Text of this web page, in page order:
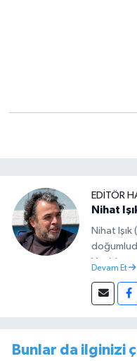
EDITÖR
Nihat
Nihat Işık
Van’da
görevi
görevini
Devam Et
Bunlar da ilginizi